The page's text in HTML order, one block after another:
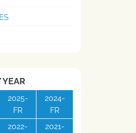
YEAR
2025-
FR
2024-
FR
2022-
2021-